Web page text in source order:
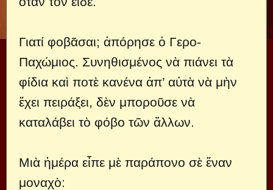
Γιατί φοβᾶσαι; ἀπόρησε ὁ Γερο-
Παχώμιος. Συνηθισμένος νὰ πιάνει τὰ
φίδια καὶ ποτὲ κανένα ἀπ’ αὐτὰ νὰ μὴν
ἔχει πειράξει, δὲν μποροῦσε νὰ
καταλάβει τὸ φόβο τῶν ἄλλων.
Μιὰ ἡμέρα εἶπε μὲ παράπονο σὲ ἕναν
μοναχὸ: